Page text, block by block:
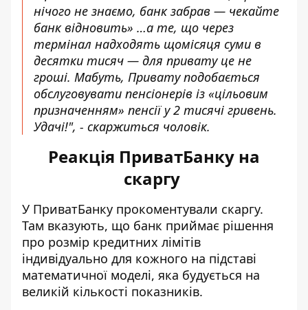
нічого не знаємо, банк забрав — чекайте
банк відновить» …а те, що через
термінал надходять щомісяця суми в
десятки тисяч — для привату це не
гроші. Мабуть, Привату подобається
обслуговувати пенсіонерів із «цільовим
призначенням» пенсії у 2 тисячі гривень.
Удачі!", - скаржиться чоловік.
Реакція ПриватБанку на
скаргу
У ПриватБанку прокоментували скаргу.
Там вказують, що банк приймає рішення
про розмір кредитних лімітів
індивідуально для кожного на підставі
математичної моделі, яка будується на
великій кількості показників.